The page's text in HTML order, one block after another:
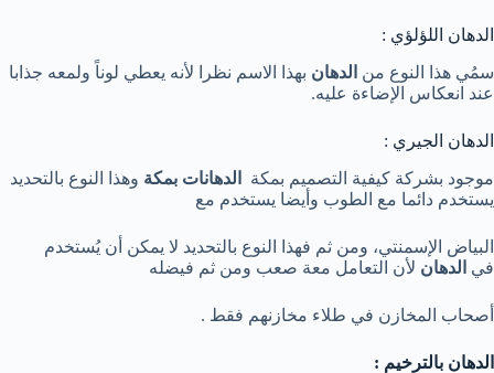
الدهان اللؤلؤي :
سمُي هذا النوع من الدهان بهذا الاسم نظرا لأنه يعطي لوناً ولمعه جذابا
عند انعكاس الإضاءة عليه.
الدهان الجيري :
موجود بشركة كيفية التصميم بمكة
الدهانات بمكة وهذا النوع بالتحديد
يستخدم دائما مع الطوب وأيضا يستخدم مع
البياض الإسمنتي، ومن ثم فهذا النوع بالتحديد لا يمكن أن يُستخدم
في الدهان لأن التعامل معة صعب ومن ثم فيضله
أصحاب المخازن في طلاء مخازنهم فقط .
الدهان بالترخيم :